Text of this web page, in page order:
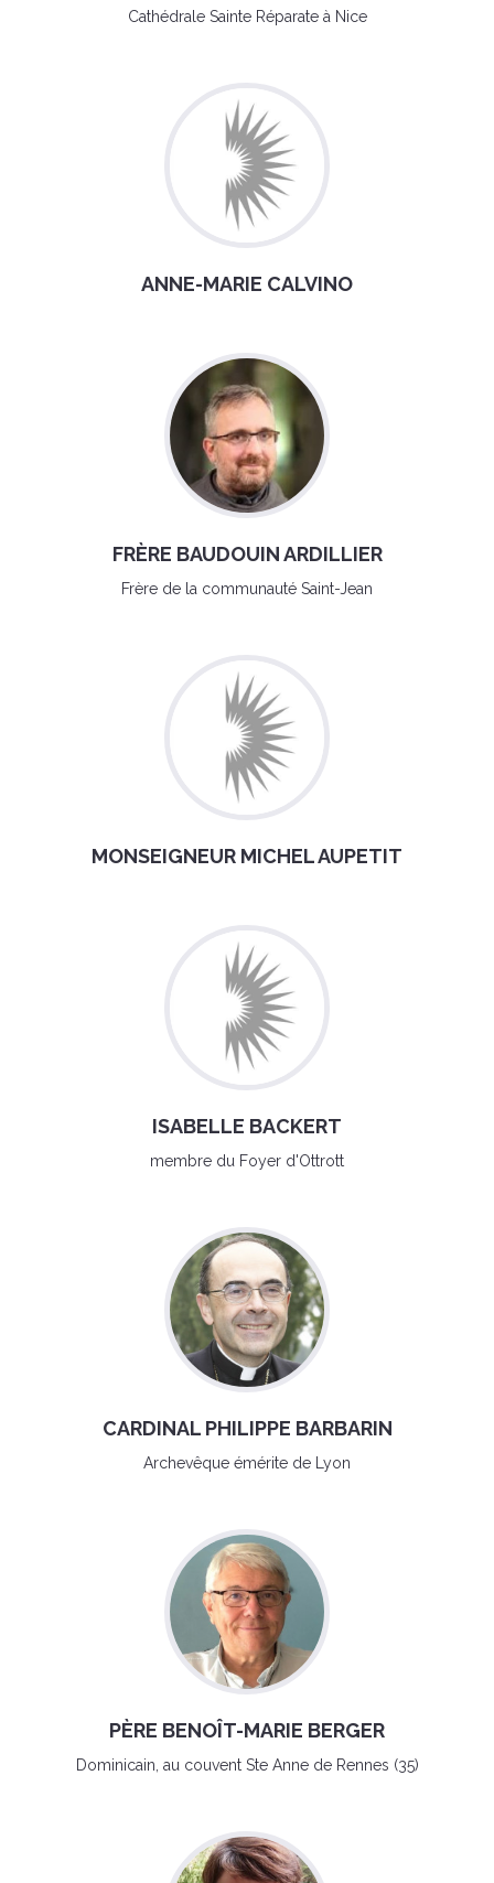
Cathédrale Sainte Réparate à Nice
ANNE-MARIE CALVINO
FRÈRE BAUDOUIN ARDILLIER
Frère de la communauté Saint-Jean
MONSEIGNEUR MICHEL AUPETIT
ISABELLE BACKERT
membre du Foyer d'Ottrott
CARDINAL PHILIPPE BARBARIN
Archevêque émérite de Lyon
PÈRE BENOÎT-MARIE BERGER
Dominicain, au couvent Ste Anne de Rennes (35)